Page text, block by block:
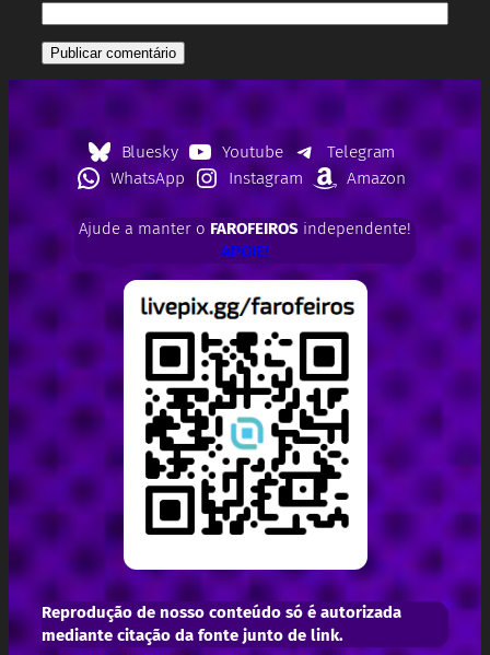
Bluesky Youtube
Telegram
WhatsApp
Instagram Amazon
Ajude a manter o FAROFEIROSindependente!
APOIE!
Reprodução de nosso conteúdo só é autorizada
mediante citação da fonte junto de link.